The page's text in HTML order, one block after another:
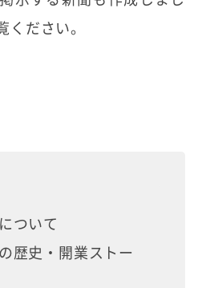
ください。
ついて
歴史・開業ストー